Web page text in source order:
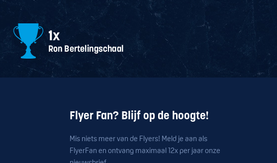
Flyer Fan? Blijf op de hoogte!
Mis niets meer van de Flyers! Meld je aan als
FlyerFan en ontvang maximaal 12x per jaar onze